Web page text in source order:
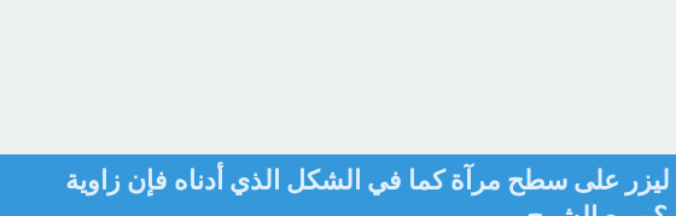
على سطح مرآة كما في الشكل الذي أدناه فإن زاوية